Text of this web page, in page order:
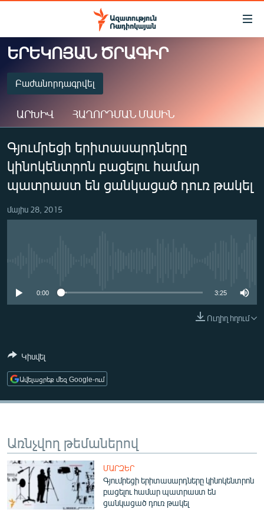
Մատչելիության
Անցնել
հիմնական
բովանդակությանը
Անցնել
մենյուին
Որոնում
ԱԶԱՏՈՒԹՅՈՒՆ TV
ՀԱՅԱՍՏԱՆ
ԸՆՏՐՈՒԹՅՈՒՆՆԵՐ 2026
ԻՐԱՎՈՒՆՔ
ՀԱՍԱՐԱԿՈՒԹՅՈՒՆ
ՏՆՏԵՍՈՒԹՅՈՒՆ
ՂԱՐԱԲԱՂ
ՄՇԱԿՈՒՅԹ
ՏՏ ԵՒ ԻՆՏԵՐՆԵՏ
ԿՈՐՈՆԱՎԻՐՈՒՍ
ԱՐԽԻՎ
ԲԱՆԱՎԵՃ
ՁԳՏԵԼՈՎ ԼԱՎԱԳՈՒՅՆԻՆ
ՓՈԴՔԱՍԹ
ԵՐԵԿՈՅԱՆ ԾՐԱԳԻՐ
Բաժանորդագրվել
Spotify
ԱՐԽԻՎ ՀԱՂՈՐԴՄԱՆ ՄԱՍԻՆ
Գյումրեցի երիտասարդները
կինոկենտրոն բացելու համար
պատրաստ են ցանկացած դուռ թակել
մայիս 28, 2015
0:00 3:25
Ուղիղ հղում
Կիսվել
Ավելացրեք մեզ Google-ում
Առնչվող թեմաներով
ՄԱՐԶԵՐ
Գյումրեցի երիտասարդները կինոկենտրոն
բացելու համար պատրաստ են
ցանկացած դուռ թակել